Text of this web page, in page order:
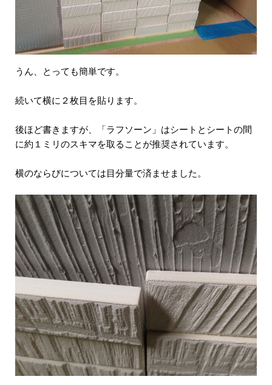
うん、とっても簡単です。
続いて横に２枚目を貼ります。
後ほど書きますが、「ラフソーン」はシートとシートの間
に約１ミリのスキマを取ることが推奨されています。
横のならびについては目分量で済ませました。